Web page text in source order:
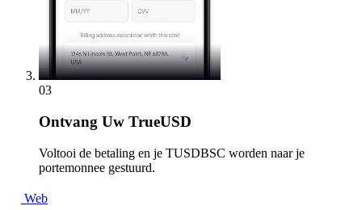
03
Ontvang Uw TrueUSD
Voltooi de betaling en je TUSDBSC worden naar je
portemonnee gestuurd.
Web